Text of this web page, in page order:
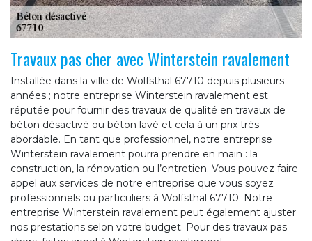
Travaux pas cher avec Winterstein ravalement
Installée dans la ville de Wolfsthal 67710 depuis plusieurs
années ; notre entreprise Winterstein ravalement est
réputée pour fournir des travaux de qualité en travaux de
béton désactivé ou béton lavé et cela à un prix très
abordable. En tant que professionnel, notre entreprise
Winterstein ravalement pourra prendre en main : la
construction, la rénovation ou l’entretien. Vous pouvez faire
appel aux services de notre entreprise que vous soyez
professionnels ou particuliers à Wolfsthal 67710. Notre
entreprise Winterstein ravalement peut également ajuster
nos prestations selon votre budget. Pour des travaux pas